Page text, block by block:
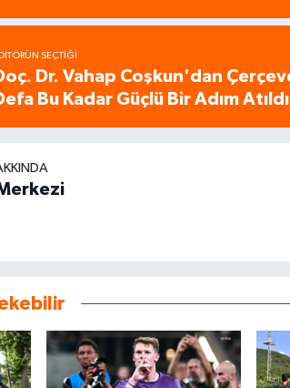
SEÇTIĞI
Dr. Vahap Coşkun'dan Çerçeve
Bu Kadar Güçlü Bir Adım